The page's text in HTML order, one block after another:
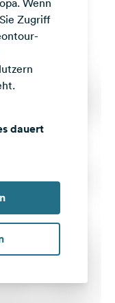
Wenn
Zugriff
dauert